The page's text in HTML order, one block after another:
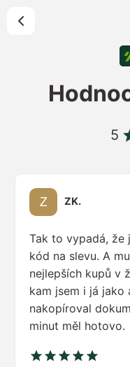
5
ZK.
Tak to vypadá, že
kód na slevu. A
nejlepších kupů v
kam jsem i já jako
nakopíroval
minut měl hotovo.